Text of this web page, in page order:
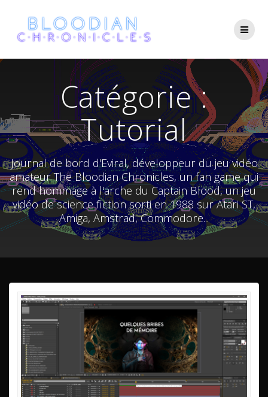
to
content
Catégorie :
Tutorial
Journal de bord d'Eviral, développeur du jeu vidéo
amateur The Bloodian Chronicles, un fan game qui
rend hommage à l'arche du Captain Blood, un jeu
vidéo de science fiction sorti en 1988 sur Atari ST,
Amiga, Amstrad, Commodore...